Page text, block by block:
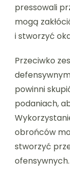
pressowali
mogą
i stworzyć
Przeciwko
powinni
podaniach,
obrońców
stworzyć
ofensywnych.